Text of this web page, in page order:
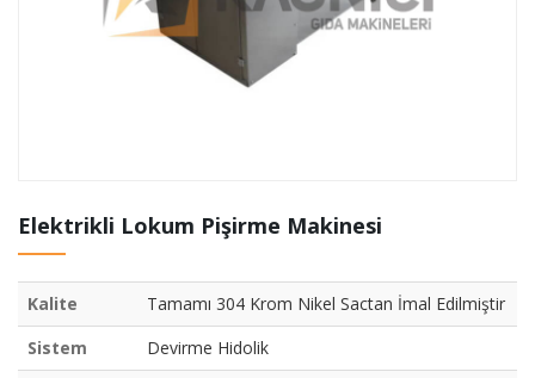
Elektrikli Lokum Pişirme Makinesi
Kalite
Tamamı 304 Krom Nikel Sactan İmal Edilmiştir
Sistem
Devirme Hidolik